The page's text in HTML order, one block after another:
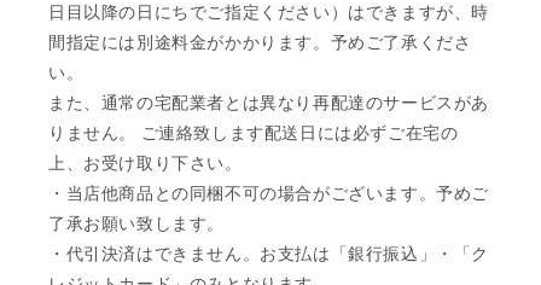
日目以降の日にちでご指定ください）はできますが、時
間指定には別途料金がかかります。予めご了承くださ
い。
また、通常の宅配業者とは異なり再配達のサービスがあ
りません。 ご連絡致します配送日には必ずご在宅の
上、お受け取り下さい。
・当店他商品との同梱不可の場合がございます。予めご
了承お願い致します。
・代引決済はできません。お支払は「銀行振込」・「ク